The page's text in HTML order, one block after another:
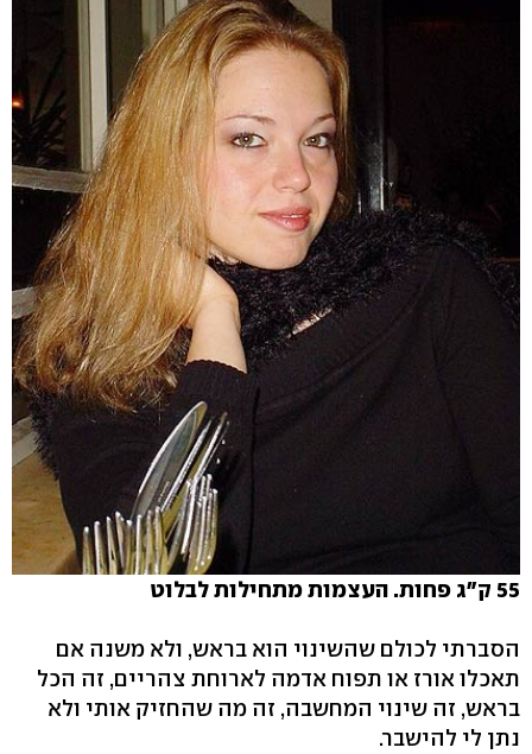
55 ק"ג פחות. העצמות מתחילות לבלוט
הסברתי לכולם שהשינוי הוא בראש, ולא משנה אם
תאכלו אורז או תפוח אדמה לארוחת צהריים, זה הכל
בראש, זה שינוי המחשבה, זה מה שהחזיק אותי ולא
נתן לי להישבר.